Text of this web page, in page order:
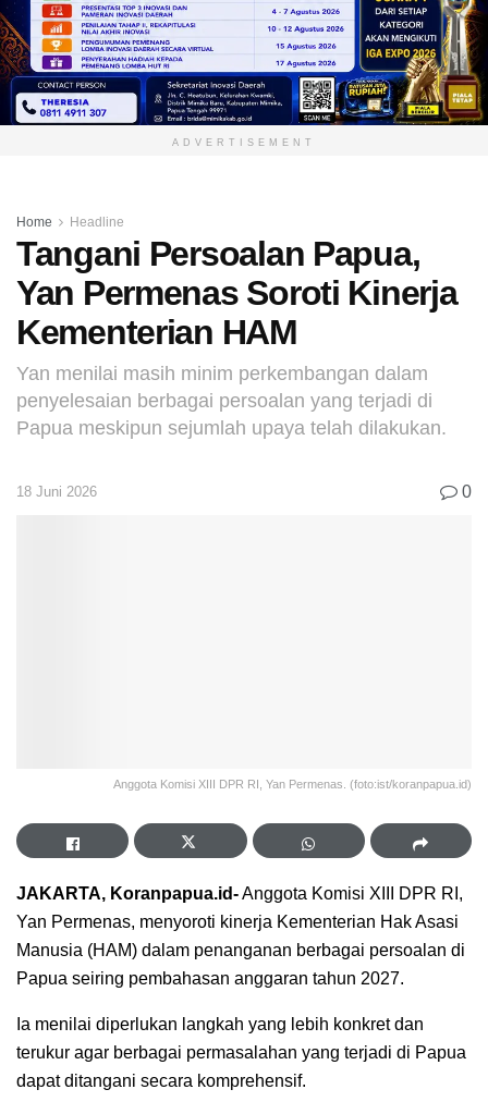
ADVERTISEMENT
Home Headline
Tangani Persoalan Papua,
Yan Permenas Soroti Kinerja
Kementerian HAM
Yan menilai masih minim perkembangan dalam
penyelesaian berbagai persoalan yang terjadi di
Papua meskipun sejumlah upaya telah dilakukan.
18 Juni 2026 0
Anggota Komisi XIII DPR RI, Yan Permenas. (foto:ist/koranpapua.id)
JAKARTA, Koranpapua.id-Anggota Komisi XIII DPR RI,
Yan Permenas, menyoroti kinerja Kementerian Hak Asasi
Manusia (HAM) dalam penanganan berbagai persoalan di
Papua seiring pembahasan anggaran tahun 2027.
Ia menilai diperlukan langkah yang lebih konkret dan
terukur agar berbagai permasalahan yang terjadi di Papua
dapat ditangani secara komprehensif.